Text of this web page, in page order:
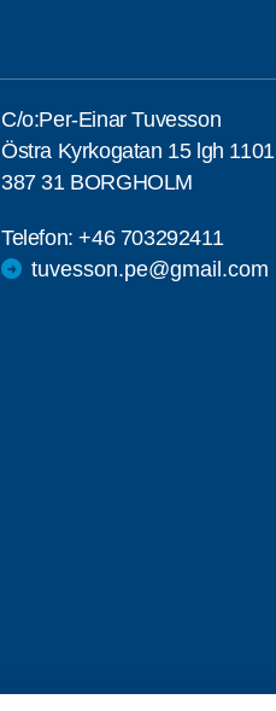
C/o:Per-Einar Tuvesson
Östra Kyrkogatan 15 lgh 1101
387 31 BORGHOLM
Telefon:+46 703292411
tuvesson.pe@gmail.com